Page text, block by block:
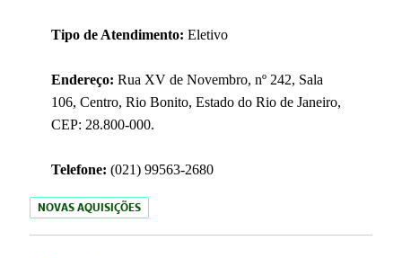
Tipo de Atendimento: Eletivo
Endereço: Rua XV de Novembro, nº 242, Sala
106, Centro, Rio Bonito, Estado do Rio de Janeiro,
CEP: 28.800-000.
Telefone: (021) 99563-2680
NOVAS AQUISIÇÕES